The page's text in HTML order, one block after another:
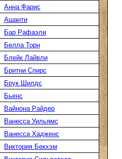
Анна Фарис
Ашанти
Бар Рафаэли
Белла Торн
Блейк Лайвли
Бритни Спирс
Брук Шилдс
Бьенс
Вайнона Райдер
Ванесса Уильямс
Ванесса Хадженс
Виктория Бекхэм